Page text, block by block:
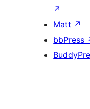
↗
Matt ↗
bbPress